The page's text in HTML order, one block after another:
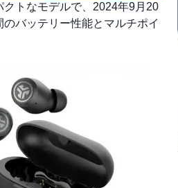
トなモデルで、2024年9月20
バッテリー性能とマルチポイ